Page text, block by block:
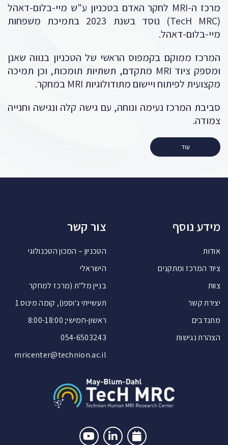
מרכז ה-MRI לחקר האדם בטכניון ע"ש מיי-בלום-דאהל
(TecH MRC) נוסד בשנת 2023 בתמיכת משפחות
מיי-בלום-דאהל.
המרכז ממוקם בקמפוס הראשי של הטכניון בנווה שאנן
ומספק ציוד MRI מתקדם, תשתיות תומכות, וכן תמיכה
מקצועית לפיתוח ויישום מתודולוגיות MRI במחקר.
סביבת המרכז נעימה ונוחה, עם גישה קלה ונגישה וחנייה
צמודה.
עוד
מידע נוסף
אודות
ציוד המרכז ומתקנים
צוות
יצירת קשר
מתנדבים
הצהרת נגישות
צור קשר
הטכניון – המכון הטכנולוגי
הישראלי
בניין מל"ת (מרכז למחקר
תעשייתי ג'וספו), קומה מינוס 1
ראשון-חמישי; 8:00-18:00
054-6503243
mricenter@technion.ac.il